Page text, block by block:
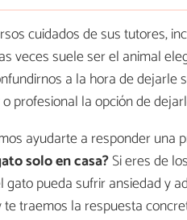
cuidados de sus tutores,
veces suele ser el animal
a la hora de dejarle
profesional la opción de
ayudarte a responder una
solo en casa?Si eres de
gato pueda sufrir ansiedad y
traemos la respuesta